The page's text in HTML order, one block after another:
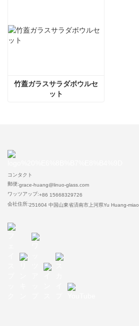
竹蓋ガラスサラダボウルセ
ット
コンタクト
郵便:grace-huang@linuo-glass.com
ワッツアップ:+86 15668329726
会社住所:251604 中国山東省済南市上河県Yu Huang-miao